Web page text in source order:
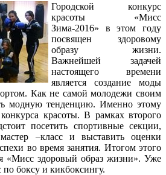
Городской конкурс
красоты «Мисс
Зима-2016» в этом году
посвящен здоровому
образу жизни.
Важнейшей задачей
настоящего времени
является создание моды
Как не самой молодежи своим
модную тенденцию. Именно этому
красоты. В рамках второго
посетить спортивные секции,
–класс и выставить оценки
во время занятия. Итогом этого
«Мисс здоровый образ жизни». Уже
по боксу и кикбоксингу.